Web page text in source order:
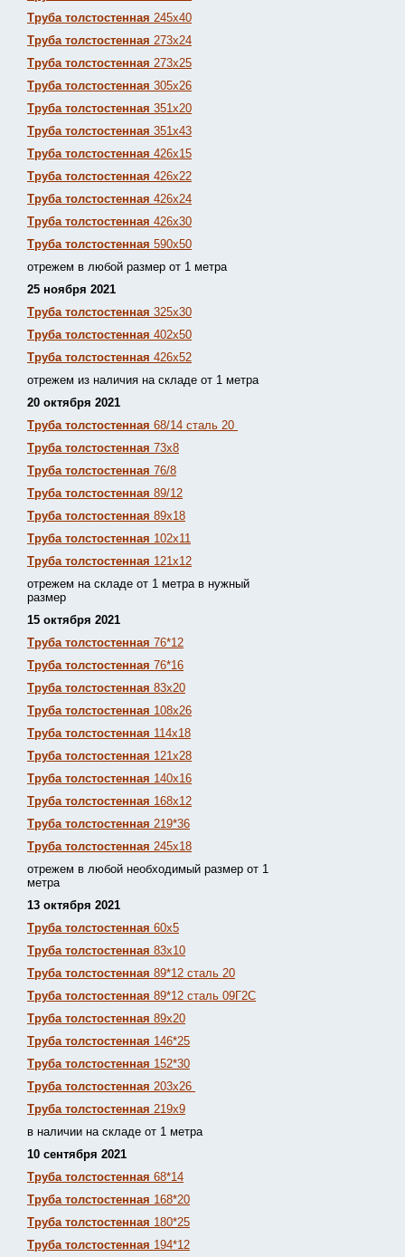
Труба толстостенная 245х40
Труба толстостенная 273х24
Труба толстостенная 273х25
Труба толстостенная 305х26
Труба толстостенная 351х20
Труба толстостенная 351х43
Труба толстостенная 426х15
Труба толстостенная 426х22
Труба толстостенная 426х24
Труба толстостенная 426х30
Труба толстостенная 590х50
отрежем в любой размер от 1 метра
25 ноября 2021
Труба толстостенная 325х30
Труба толстостенная 402х50
Труба толстостенная 426х52
отрежем из наличия на складе от 1 метра
20 октября 2021
Труба толстостенная 68/14 сталь 20
Труба толстостенная 73х8
Труба толстостенная 76/8
Труба толстостенная 89/12
Труба толстостенная 89х18
Труба толстостенная 102х11
Труба толстостенная 121х12
отрежем на складе от 1 метра в нужный
размер
15 октября 2021
Труба толстостенная 76*12
Труба толстостенная 76*16
Труба толстостенная 83х20
Труба толстостенная 108х26
Труба толстостенная 114х18
Труба толстостенная 121х28
Труба толстостенная 140х16
Труба толстостенная 168х12
Труба толстостенная 219*36
Труба толстостенная 245х18
отрежем в любой необходимый размер от 1
метра
13 октября 2021
Труба толстостенная 60х5
Труба толстостенная 83х10
Труба толстостенная 89*12 сталь 20
Труба толстостенная 89*12 сталь 09Г2С
Труба толстостенная 89х20
Труба толстостенная 146*25
Труба толстостенная 152*30
Труба толстостенная 203х26
Труба толстостенная 219х9
в наличии на складе от 1 метра
10 сентября 2021
Труба толстостенная 68*14
Труба толстостенная 168*20
Труба толстостенная 180*25
Труба толстостенная 194*12